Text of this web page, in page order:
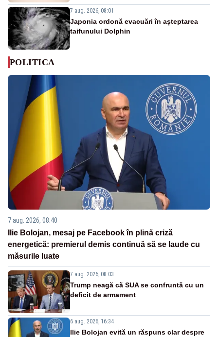
7 aug. 2026, 08:01
Japonia ordonă evacuări în așteptarea
taifunului Dolphin
POLITICA
7 aug. 2026, 08:40
Ilie Bolojan, mesaj pe Facebook în plină criză
energetică: premierul demis continuă să se laude cu
măsurile luate
7 aug. 2026, 08:03
Trump neagă că SUA se confruntă cu un
deficit de armament
6 aug. 2026, 16:34
Ilie Bolojan evită un răspuns clar despre